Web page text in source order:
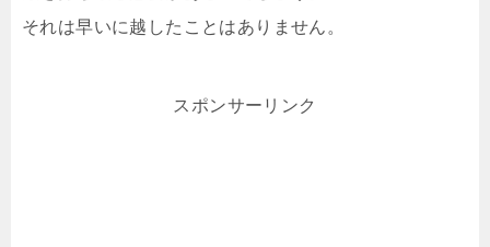
それは早いに越したことはありません。
スポンサーリンク